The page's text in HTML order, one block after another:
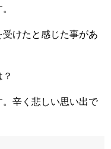
けたと感じた事があ
辛く悲しい思い出で